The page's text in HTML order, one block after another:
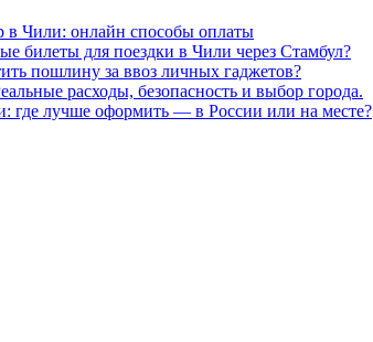
в Чили: онлайн способы оплаты
билеты для поездки в Чили через Стамбул?
пошлину за ввоз личных гаджетов?
расходы, безопасность и выбор города.
где лучше оформить — в России или на месте?